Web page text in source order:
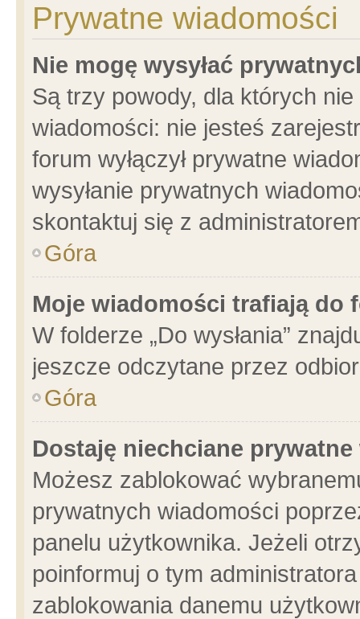
Prywatne wiadomości
Nie mogę wysyłać
Są trzy powody, dla których
wiadomości: nie jesteś
forum wyłączył prywatne
wysyłanie prywatnych
skontaktuj się z
Góra
Moje wiadomości trafiają do
W folderze „Do wysłania”
jeszcze odczytane przez
Góra
Dostaję niechciane
Możesz zablokować
prywatnych wiadomości
panelu użytkownika. Jeżeli
poinformuj o tym
zablokowania danemu